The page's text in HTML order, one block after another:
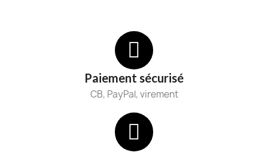
Paiement sécurisé
CB, PayPal, virement